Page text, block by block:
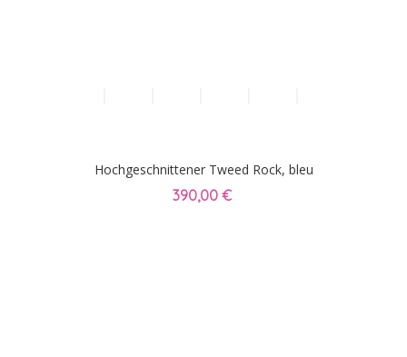
Hochgeschnittener Tweed Rock, bleu
390,00 €